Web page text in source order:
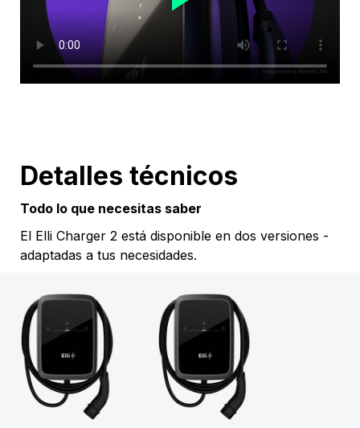
Detalles técnicos
Todo lo que necesitas saber
El Elli Charger 2 está disponible en dos versiones -
adaptadas a tus necesidades.